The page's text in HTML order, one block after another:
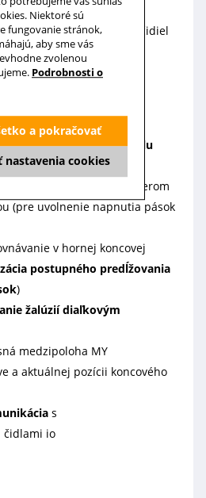
odolný voči vode
spárovaných ovládačov a čidiel
od -20˚C až do +70˚ C
spodného profilu
pri jazde žalúzie smerom
(pre uvolnenie napnutia pások
v hornej koncovej
postupného predĺžovania
)
žalúzií diaľkovým
medzipoloha MY
a aktuálnej pozícii koncového
s
čidlami io
Niektoré sú
fungovanie stránok,
aby sme vás
zvolenou
Podrobnosti o
nastavenia cookies
a pokračovať